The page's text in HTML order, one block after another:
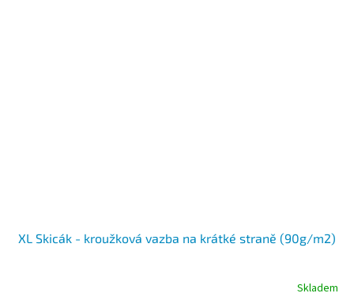
XL Skicák - kroužková vazba na krátké straně (90g/m2)
Skladem